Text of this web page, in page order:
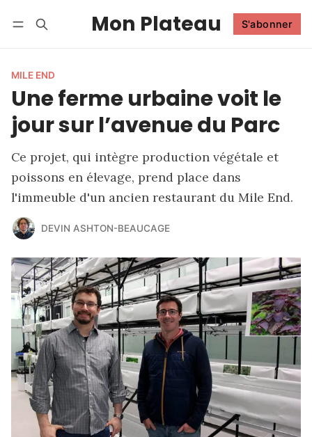
Mon Plateau S'abonner
MILE END
Une ferme urbaine voit le
jour sur l’avenue du Parc
Ce projet, qui intègre production végétale et
poissons en élevage, prend place dans
l'immeuble d'un ancien restaurant du Mile End.
DEVIN ASHTON-BEAUCAGE